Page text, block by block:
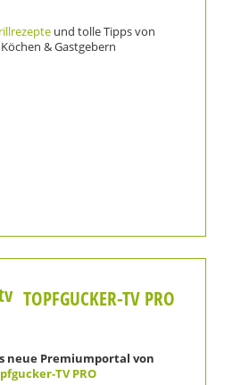
und tolle Tipps von
& Gastgebern
TOPFGUCKER-TV PRO
neue Premiumportal von
TV PRO